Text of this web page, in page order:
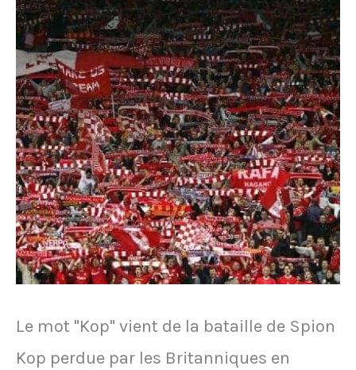
Le mot "Kop" vient de la bataille de Spion
Kop perdue par les Britanniques en